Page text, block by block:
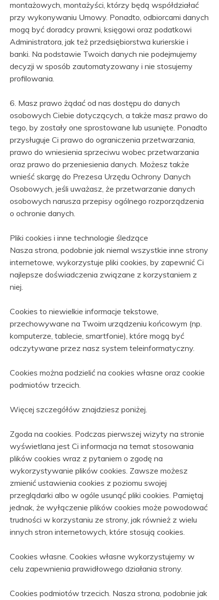
montażowych, montażyści, którzy będą współdziałać
przy wykonywaniu Umowy. Ponadto, odbiorcami danych
mogą być doradcy prawni, księgowi oraz podatkowi
Administratora, jak też przedsiębiorstwa kurierskie i
banki. Na podstawie Twoich danych nie podejmujemy
decyzji w sposób zautomatyzowany i nie stosujemy
profilowania.
6. Masz prawo żądać od nas dostępu do danych
osobowych Ciebie dotyczących, a także masz prawo do
tego, by zostały one sprostowane lub usunięte. Ponadto
przysługuje Ci prawo do ograniczenia przetwarzania,
prawo do wniesienia sprzeciwu wobec przetwarzania
oraz prawo do przeniesienia danych. Możesz także
wnieść skargę do Prezesa Urzędu Ochrony Danych
Osobowych, jeśli uważasz, że przetwarzanie danych
osobowych narusza przepisy ogólnego rozporządzenia
o ochronie danych.
Pliki cookies i inne technologie śledzące
Nasza strona, podobnie jak niemal wszystkie inne strony
internetowe, wykorzystuje pliki cookies, by zapewnić Ci
najlepsze doświadczenia związane z korzystaniem z
niej.
Cookies to niewielkie informacje tekstowe,
przechowywane na Twoim urządzeniu końcowym (np.
komputerze, tablecie, smartfonie), które mogą być
odczytywane przez nasz system teleinformatyczny.
Cookies można podzielić na cookies własne oraz cookie
podmiotów trzecich.
Więcej szczegółów znajdziesz poniżej.
Zgoda na cookies. Podczas pierwszej wizyty na stronie
wyświetlana jest Ci informacja na temat stosowania
plików cookies wraz z pytaniem o zgodę na
wykorzystywanie plików cookies. Zawsze możesz
zmienić ustawienia cookies z poziomu swojej
przeglądarki albo w ogóle usunąć pliki cookies. Pamiętaj
jednak, że wyłączenie plików cookies może powodować
trudności w korzystaniu ze strony, jak również z wielu
innych stron internetowych, które stosują cookies.
Cookies własne. Cookies własne wykorzystujemy w
celu zapewnienia prawidłowego działania strony.
Cookies podmiotów trzecich. Nasza strona, podobnie jak